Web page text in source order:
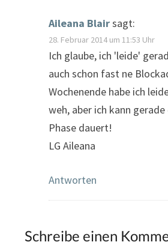
Aileana Blairsagt:
28. Februar 2014 um 11:53 Uhr
Ich glaube, ich 'leide'
auch schon fast ne
Wochenende habe ich
weh, aber ich kann
Phase dauert!
LG Aileana
Antworten
Schreibe einen